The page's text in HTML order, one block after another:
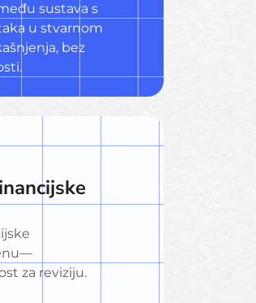
sustava s
u stvarnom
bez
za reviziju.